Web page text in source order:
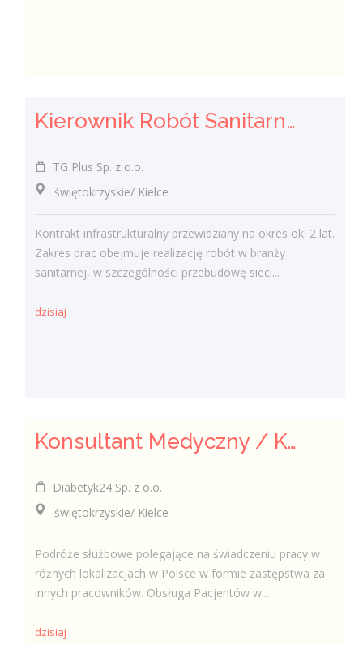
Kierownik Robót Sanitarnych
TG Plus Sp. z o.o.
świętokrzyskie/ Kielce
Kontrakt infrastrukturalny przewidziany na okres ok. 2 lat.
Zakres prac obejmuje realizację robót w branży
sanitarnej, w szczególności przebudowę sieci...
dzisiaj
Konsultant Medyczny / Konsultantka Medyczna w sklepie medycznym (Fizjoterapeuta, Technik farmaceutyczny, Technik ortopeda)
Diabetyk24 Sp. z o.o.
świętokrzyskie/ Kielce
Podróże służbowe polegające na świadczeniu pracy w
różnych lokalizacjach w Polsce w formie zastępstwa za
innych pracowników. Obsługa Pacjentów w...
dzisiaj